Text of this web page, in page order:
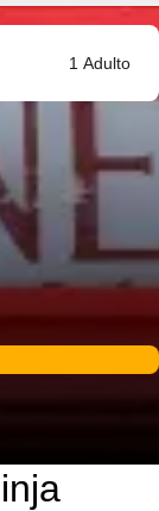
1 Adulto